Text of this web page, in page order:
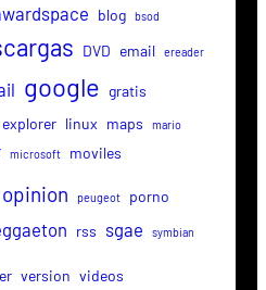
blog bsod
DVD email ereader
google gratis
linux maps mario
microsoft moviles
opinion peugeot porno
rss sgae symbian
version videos